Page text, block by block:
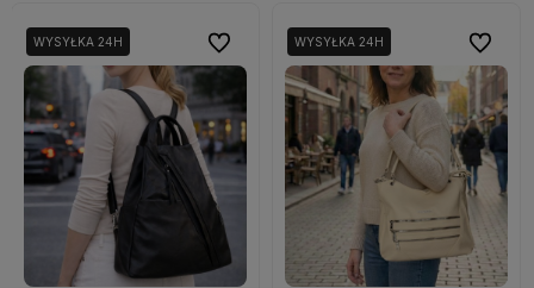
WYSYŁKA 24H Do ulubionych
Do ulubionychWYSYŁKA 24H Do
Do